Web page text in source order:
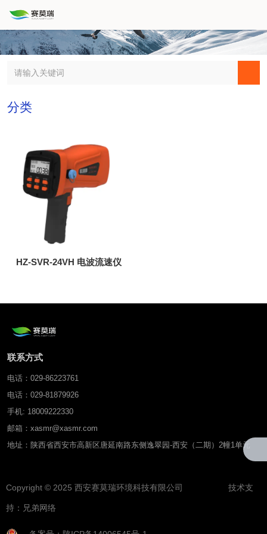
分类
HZ-SVR-24VH 电波流速仪
联系方式
电话：029-86223761
电话：029-81879926
手机: 18009222330
邮箱：xasmr@xasmr.com
地址：陕西省西安市高新区唐延南路东侧逸翠园-西安（二期）2幢1单元
Copyright © 2025 西安赛莫瑞环境科技有限公司 技术支
持： 兄弟网络